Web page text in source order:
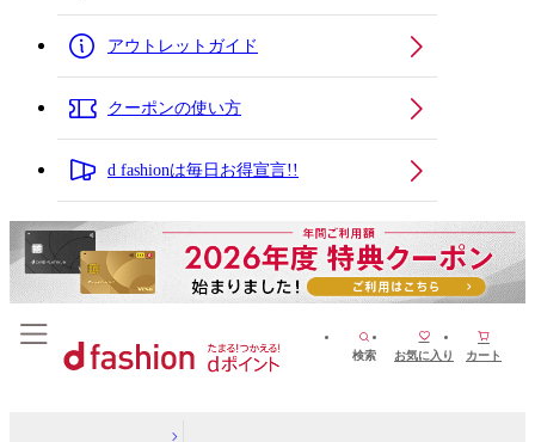
アウトレットガイド
クーポンの使い方
d fashionは毎日お得宣言!!
検索 お気に入り カート